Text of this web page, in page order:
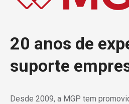
20 anos de
suporte
Desde 2009, a MGP tem